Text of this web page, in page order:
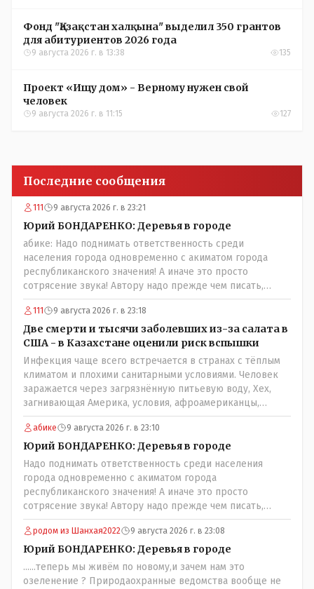
Фонд "Қазақстан халқына" выделил 350 грантов
для абитуриентов 2026 года
9 августа 2026 г. в 13:38 135
Проект «Ищу дом» - Верному нужен свой
человек
9 августа 2026 г. в 11:15 127
Последние сообщения
111 9 августа 2026 г. в 23:21
Юрий БОНДАРЕНКО: Деревья в городе
абике: Надо поднимать ответственность среди
населения города одновременно с акиматом города
республиканского значения! А иначе это просто
сотрясение звука! Автору надо прежде чем писать,
необходимо самому обратиться в ЖКХ акимата и
разобраться прежде чем своей статьей провоцировать
население города!Согласен всецело!
111 9 августа 2026 г. в 23:18
Две смерти и тысячи заболевших из-за салата в
США - в Казахстане оценили риск вспышки
Инфекция чаще всего встречается в странах с тёплым
климатом и плохими санитарными условиями. Человек
заражается через загрязнённую питьевую воду, Хех,
загнивающая Америка, условия, афроамериканцы,
грязная вода, отсутствие страховок, нечистоплотные
мигранты и прочее.. Лучше России и Казахстана жить
негде..
абике 9 августа 2026 г. в 23:10
Юрий БОНДАРЕНКО: Деревья в городе
Надо поднимать ответственность среди населения
города одновременно с акиматом города
республиканского значения! А иначе это просто
сотрясение звука! Автору надо прежде чем писать,
необходимо самому обратиться в ЖКХ акимата и
разобраться прежде чем своей статьей провоцировать
население города!
родом из Шанхая2022 9 августа 2026 г. в 23:08
Юрий БОНДАРЕНКО: Деревья в городе
......теперь мы живём по новому,и зачем нам это
озеленение ? Природаохранные ведомства вообще не